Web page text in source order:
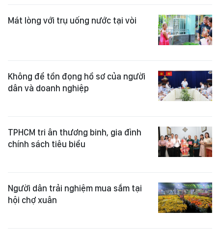
Mát lòng với trụ uống nước tại vòi
Không để tồn đọng hồ sơ của người
dân và doanh nghiệp
TPHCM tri ân thương binh, gia đình
chính sách tiêu biểu
Người dân trải nghiệm mua sắm tại
hội chợ xuân